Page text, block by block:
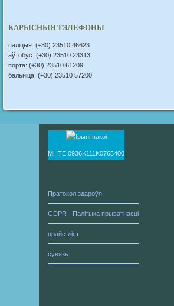
КАРЫСНЫЯ ТЭЛЕФОНЫ
паліцыя: (+30) 23510 46623
аўтобус: (+30) 23510 23313
порта: (+30) 23510 61209
бальніца: (+30) 23510 57200
ΜΗΤΕ 0936Κ111Κ0765400
Пратокол здароўя
GDPR - Палітыка прыватнасці
прайс-ліст
сувязь